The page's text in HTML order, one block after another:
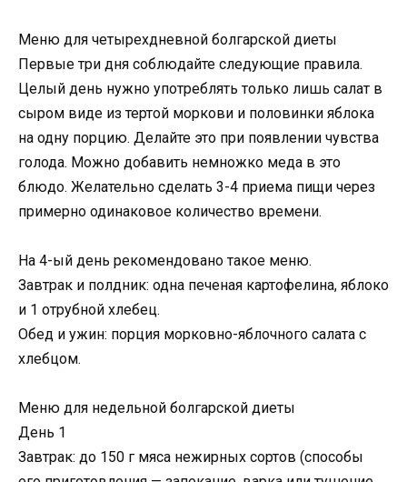
Меню для четырехдневной болгарской диеты
Первые три дня соблюдайте следующие правила.
Целый день нужно употреблять только лишь салат в
сыром виде из тертой моркови и половинки яблока
на одну порцию. Делайте это при появлении чувства
голода. Можно добавить немножко меда в это
блюдо. Желательно сделать 3-4 приема пищи через
примерно одинаковое количество времени.
На 4-ый день рекомендовано такое меню.
Завтрак и полдник: одна печеная картофелина, яблоко
и 1 отрубной хлебец.
Обед и ужин: порция морковно-яблочного салата с
хлебцом.
Меню для недельной болгарской диеты
День 1
Завтрак: до 150 г мяса нежирных сортов (способы